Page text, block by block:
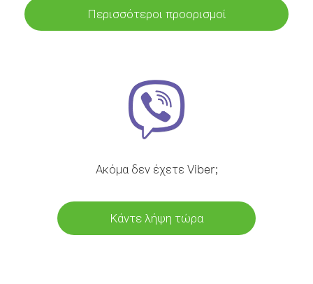
Περισσότεροι προορισμοί
Ακόμα δεν έχετε Viber;
Κάντε λήψη τώρα